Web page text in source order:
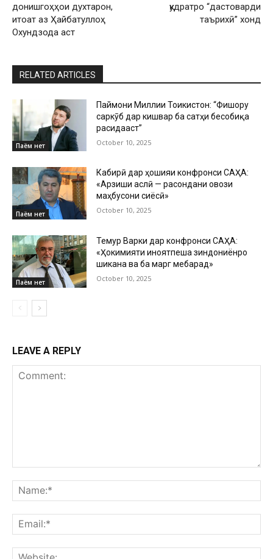
донишгоҳҳои духтарон,
итоат аз Ҳайбатуллоҳ
Охундзода аст
қудратро “дастоварди
таърихӣ” хонд
RELATED ARTICLES
Паём нет
Паймони Миллии Тоҷикистон: “Фишору
саркӯб дар кишвар ба сатҳи бесобиқа
расидааст”
October 10, 2025
Паём нет
Кабирӣ дар ҳошияи конфронси САҲА:
«Арзиши аслӣ — расондани овози
маҳбусони сиёсӣ»
October 10, 2025
Паём нет
Темур Варки дар конфронси САҲА:
«Ҳокимияти ҷиноятпеша зиндониёнро
шиканҷа ва ба марг мебарад»
October 10, 2025
LEAVE A REPLY